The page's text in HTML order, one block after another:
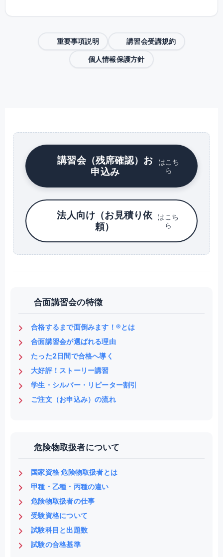
重要事項説明 講習会受講規約
個人情報保護方針
講習会（残席確認）お
申込み
はこち
ら
法人向け（お見積り依
頼）
はこち
ら
合面講習会の特徴
合格するまで面倒みます！®とは
合面講習会が選ばれる理由
たった2日間で合格へ導く
大好評！ストーリー講習
学生・シルバー・リピーター割引
ご注文（お申込み）の流れ
危険物取扱者について
国家資格 危険物取扱者とは
甲種・乙種・丙種の違い
危険物取扱者の仕事
受験資格について
試験科目と出題数
試験の合格基準